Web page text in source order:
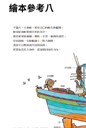
繪本參考八